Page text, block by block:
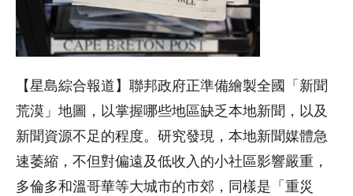
【星島綜合報道】聯邦政府正準備繪製全國「新聞
荒漠」地圖，以掌握哪些地區缺乏本地新聞，以及
新聞資源不足的程度。研究發現，本地新聞媒體急
速萎縮，不但對偏遠及低收入的小社區影響嚴重，
多倫多和溫哥華等大城市的市郊，同樣是「重災